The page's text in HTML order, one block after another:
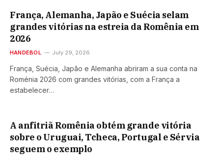
França, Alemanha, Japão e Suécia selam
grandes vitórias na estreia da Romênia em
2026
HANDEBOL July 29, 2026
França, Suécia, Japão e Alemanha abriram a sua conta na
Roménia 2026 com grandes vitórias, com a França a
estabelecer…
A anfitriã Romênia obtém grande vitória
sobre o Uruguai, Tcheca, Portugal e Sérvia
seguem o exemplo